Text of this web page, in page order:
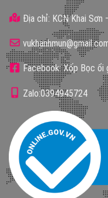
Địa chỉ: KCN Khai Sơn
Facebook: Xốp Bọc ổi
Zalo:0394945724